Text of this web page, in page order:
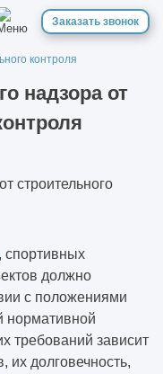
Заказать звонок
контроля
надзора от
, спортивных
должно
с положениями
нормативной
требований зависит
их долговечность,